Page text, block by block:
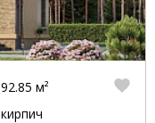
92.85 м²
кирпич